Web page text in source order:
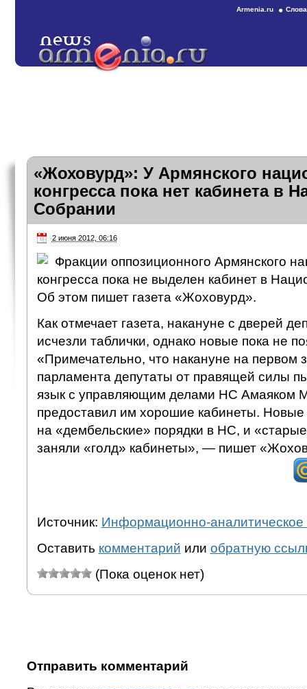
Armenia.ru
«Жоховурд»: У Армянского
конгресса пока нет кабинета в
Собрании
2 июня 2012, 06:16
Фракции оппозиционного Армянского
конгресса пока не выделен кабинет в
Об этом пишет газета «Жоховурд».
Как отмечает газета, накануне с дверей
исчезли таблички, однако новые пока не
«Примечательно, что накануне на первом
парламента депутаты от правящей силы
язык с управляющим делами НС Амаяком
предоставил им хорошие кабинеты.
на «дембельские» порядки в НС, и
заняли «голд» кабинеты», — пишет
Источник: Информационно-аналитическое
Оставить комментарий или обратную
(Пока оценок нет)
Отправить комментарий